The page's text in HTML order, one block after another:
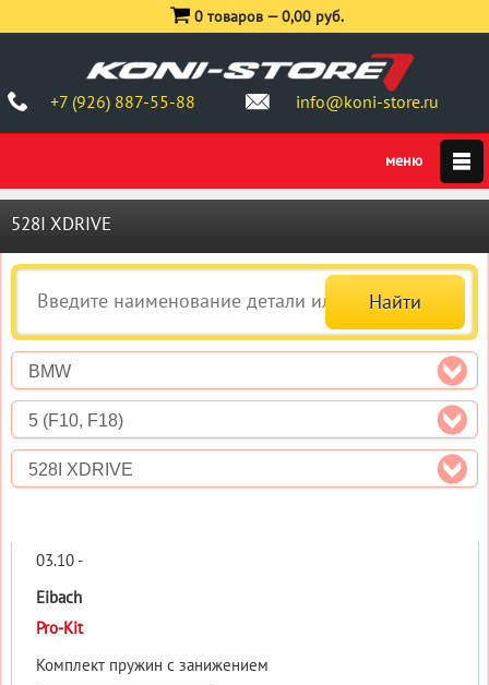
+7 (926) 887-55-88 info@koni-store.ru
0 товаров —0,00 руб.
528I XDRIVE
BMW
5 (F10, F18)
528I XDRIVE
03.10 -
Eibach
Pro-Kit
Комплект пружин с занижением